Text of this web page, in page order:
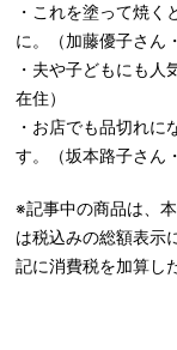
・これを塗って焼
に。（加藤優子さん
・夫や子どもにも
在住）
・お店でも品切れに
す。（坂本路子さん
※記事中の商品は、
は税込みの総額表示
記に消費税を加算し